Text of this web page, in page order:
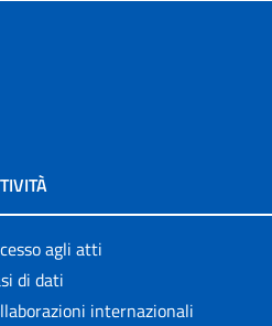
agli atti
di dati
internazionali